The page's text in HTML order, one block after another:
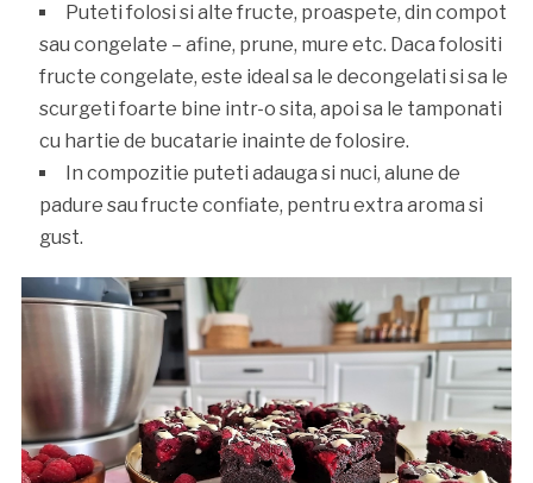
Puteti folosi si alte fructe, proaspete, din compot
sau congelate – afine, prune, mure etc. Daca folositi
fructe congelate, este ideal sa le decongelati si sa le
scurgeti foarte bine intr-o sita, apoi sa le tamponati
cu hartie de bucatarie inainte de folosire.
In compozitie puteti adauga si nuci, alune de
padure sau fructe confiate, pentru extra aroma si
gust.